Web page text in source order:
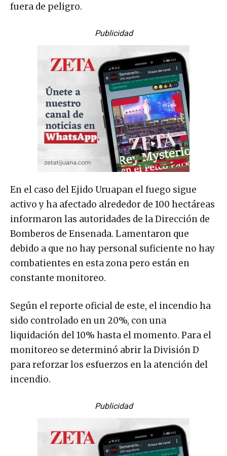
fuera de peligro.
Publicidad
En el caso del Ejido Uruapan el fuego sigue
activo y ha afectado alrededor de 100 hectáreas
informaron las autoridades de la Dirección de
Bomberos de Ensenada. Lamentaron que
debido a que no hay personal suficiente no hay
combatientes en esta zona pero están en
constante monitoreo.
Según el reporte oficial de este, el incendio ha
sido controlado en un 20%, con una
liquidación del 10% hasta el momento. Para el
monitoreo se determinó abrir la División D
para reforzar los esfuerzos en la atención del
incendio.
Publicidad